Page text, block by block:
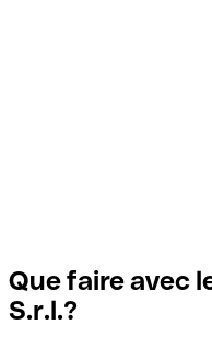
Que faire avec
S.r.l.?